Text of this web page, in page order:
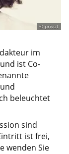
© privat
im
ist Co-
beleuchtet
sind
ist frei,
wenden Sie